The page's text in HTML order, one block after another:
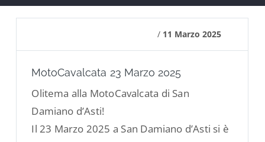
/ 11 Marzo 2025
MotoCavalcata 23 Marzo 2025
Olitema alla MotoCavalcata di San
Damiano d’Asti!
Il 23 Marzo 2025 a San Damiano d’Asti si è